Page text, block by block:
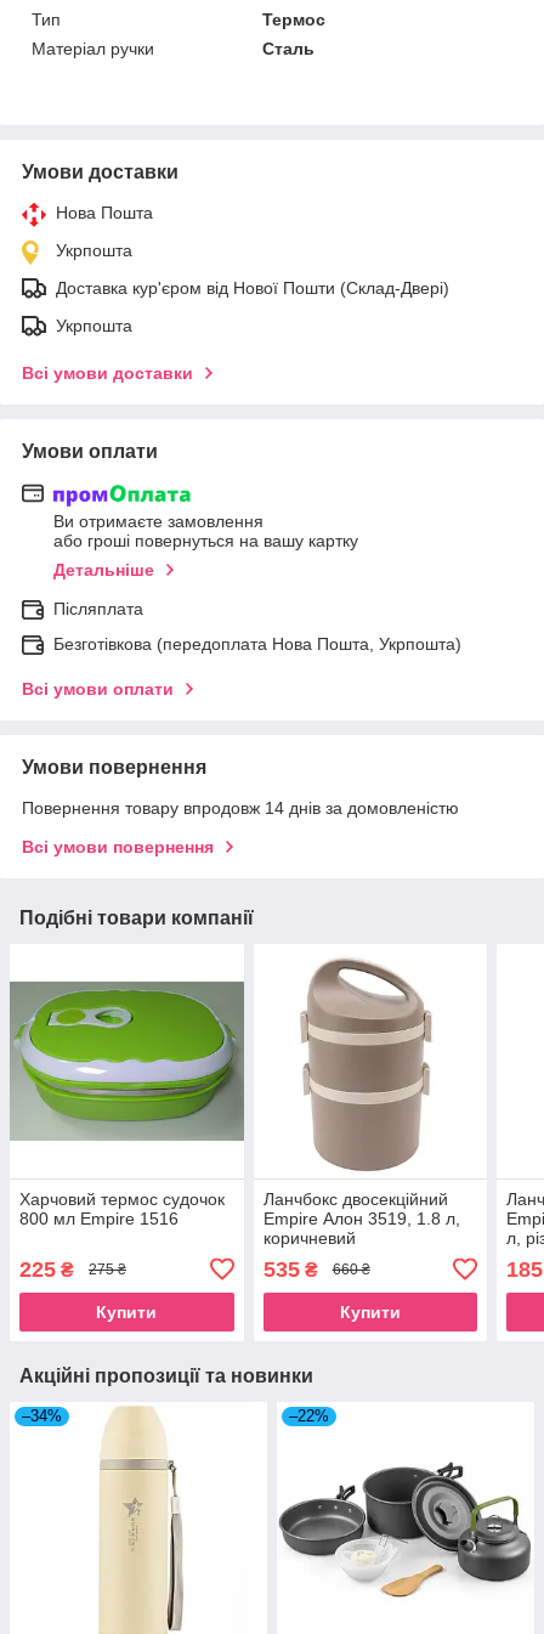
Тип
Термос
Матеріал ручки
Сталь
Умови доставки
Нова Пошта
Укрпошта
Доставка кур'єром від Нової Пошти (Склад-Двері)
Укрпошта
Всі умови доставки
Умови оплати
Ви отримаєте замовлення
або гроші повернуться на вашу картку
Детальніше
Післяплата
Безготівкова (передоплата Нова Пошта, Укрпошта)
Всі умови оплати
Умови повернення
Повернення товару впродовж 14 днів за домовленістю
Всі умови повернення
Подібні товари компанії
Харчовий термос судочок
800 мл Empire 1516
225 ₴ 275 ₴
Купити
Ланчбокс двосекційний
Empire Алон 3519, 1.8 л,
коричневий
535₴ 660 ₴
Купити
л,
185
Акційні пропозиції та новинки
–34% –22%